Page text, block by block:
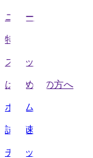
ニュース
特集
スタッツ
はじめての方へ
ホーム
試合速報
チケット